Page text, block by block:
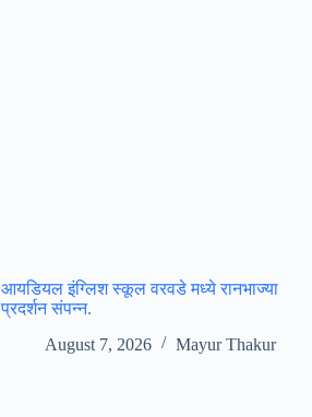
आयडियल इंग्लिश स्कूल वरवडे मध्ये रानभाज्या
प्रदर्शन संपन्न.
August 7, 2026
Mayur Thakur